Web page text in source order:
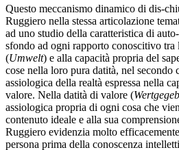
Questo meccanismo dinamico di dis-
Ruggiero nella stessa articolazione
ad uno studio della caratteristica di
sfondo ad ogni rapporto conoscitivo tra
(Umwelt) e alla capacità propria del
cose nella loro pura datità, nel
assiologica della realtà espressa nella
valore. Nella datità di valore (
assiologica propria di ogni cosa che
contenuto ideale e alla sua
Ruggiero evidenzia molto
persona prima della conoscenza